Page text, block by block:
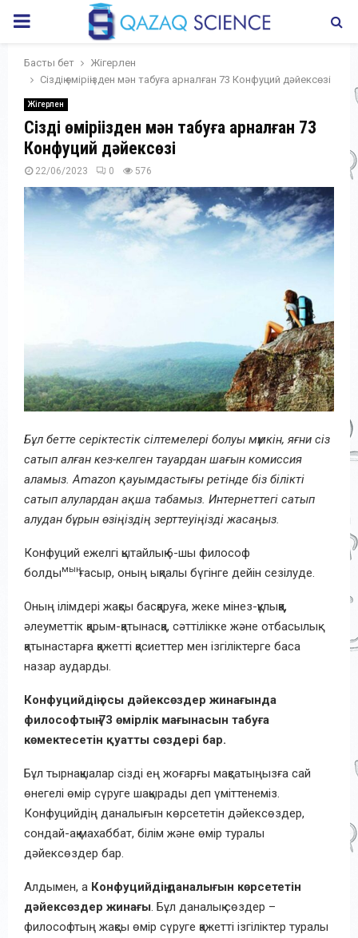
PRIMARY
MENU
Басты бет
Жігерлен
Сіздің өміріңізден мән табуға арналған 73 Конфуций дәйексөзі
Жігерлен
Сіздің өміріңізден мән табуға арналған 73
Конфуций дәйексөзі
22/06/2023 0 576
Бұл бетте серіктестік сілтемелері болуы мүмкін, яғни сіз
сатып алған кез-келген тауардан шағын комиссия
аламыз. Amazon қауымдастығы ретінде біз білікті
сатып алулардан ақша табамыз. Интернеттегі сатып
алудан бұрын өзіңіздің зерттеуіңізді жасаңыз.
Конфуций ежелгі қытайлық 6-шы философ
болдымыңғасыр, оның ықпалы бүгінге дейін сезілуде.
Оның ілімдері жақсы басқаруға, жеке мінез-құлыққа,
әлеуметтік қарым-қатынасқа, сәттілікке және отбасылық
қатынастарға қажетті қасиеттер мен ізгіліктерге баса
назар аударды.
Конфуцийдің осы дәйексөздер жинағында
философтың 73 өмірлік мағынасын табуға
көмектесетін қуатты сөздері бар.
Бұл тырнақшалар сізді ең жоғарғы мақсатыңызға сай
өнегелі өмір сүруге шақырады деп үміттенеміз.
Конфуцийдің даналығын көрсететін дәйексөздер,
сондай-ақ махаббат, білім және өмір туралы
дәйексөздер бар.
Алдымен, а Конфуцийдің даналығын көрсететін
дәйексөздер жинағы. Бұл даналық сөздер –
философтың жақсы өмір сүруге қажетті ізгіліктер туралы